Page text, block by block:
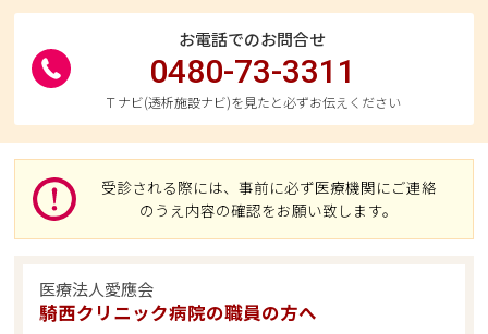
お電話でのお問合せ
0480-73-3311
Ｔナビ(透析施設ナビ)を見たと必ずお伝えください
受診される際には、事前に必ず医療機関にご連絡
のうえ内容の確認をお願い致します。
医療法人愛應会
騎西クリニック病院の職員の方へ